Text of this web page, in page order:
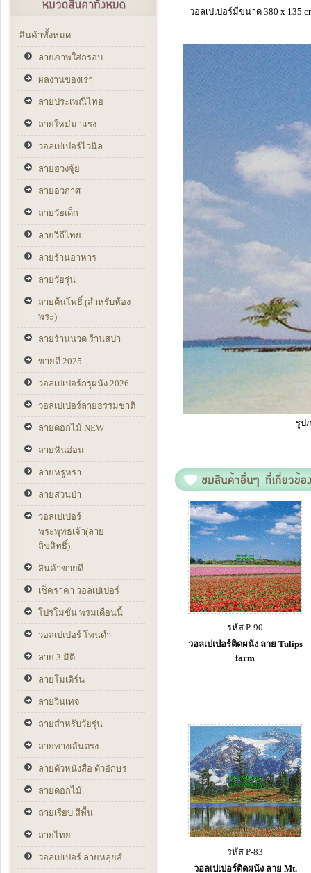
สินค้าทั้งหมด
ลายภาพใส่กรอบ
ผลงานของเรา
ลายประเพณีไทย
ลายใหม่มาแรง
วอลเปเปอร์ไวนิล
ลายฮวงจุ้ย
ลายอวกาศ
ลายวัยเด็ก
ลายวิถีไทย
ลายร้านอาหาร
ลายวัยรุ่น
ลายต้นโพธิ์ (สำหรับห้อง
พระ)
ลายร้านนวด ร้านสปา
ขายดี 2025
วอลเปเปอร์กรุผนัง 2026
วอลเปเปอร์ลายธรรมชาติ
ลายดอกไม้ NEW
ลายหินอ่อน
ลายหรูหรา
ลายสวนป่า
วอลเปเปอร์
พระพุทธเจ้า(ลาย
ลิขสิทธิ์)
สินค้าขายดี
เช็คราคา วอลเปเปอร์
โปรโมชั่น พรมเดือนนี้
วอลเปเปอร์ โทนดำ
ลาย 3 มิติ
ลายโมเดิร์น
ลายวินเทจ
ลายสำหรับวัยรุ่น
ลายทางเส้นตรง
ลายตัวหนังสือ ตัวอักษร
ลายดอกไม้
ลายเรียบ สีพื้น
ลายไทย
วอลเปเปอร์ ลายหลุยส์
วอลเปเปอร์มีขนาด 380 x 135
รูป
รหัส P-90
วอลเปเปอร์ติดผนัง ลาย Tulips
farm
รหัส P-83
วอลเปเปอร์ติดผนัง ลาย Mt.